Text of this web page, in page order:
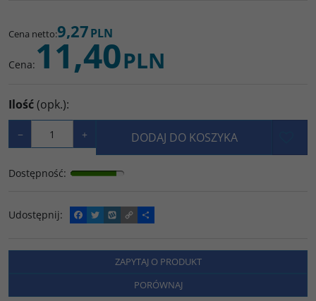
Cena netto:9,27PLN
Cena: 11,40PLN
Ilość(opk.):
− + DODAJ DO KOSZYKA
Dostępność:
Udostępnij:
F
a
e
k
T
w
t
W
y
o
p
C
o
y
L
n
k
P
o
z
i
e
l
s
ZAPYTAJ O PRODUKT
PORÓWNAJ